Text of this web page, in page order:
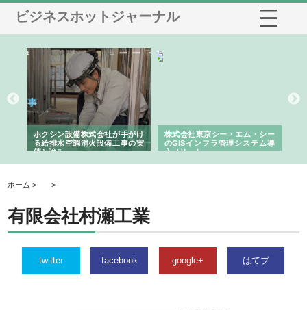
ビジネスホットジャーナル
ホクシン設備株式会社が手がけ
る給排水空調消火設備工事の実
績と強み
株式会社東京シー・エム・シー
のGISインフラ管理システム導
入メリット
ホーム > >
有限会社村瀬工業
twitter facebook google+ はてブ